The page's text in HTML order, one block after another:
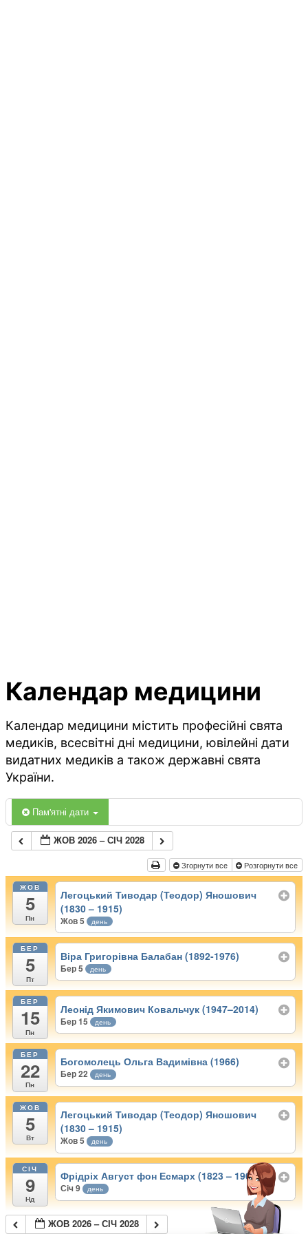
Календар медицини
Календар медицини містить професійні свята
медиків, всесвітні дні медицини, ювілейні дати
видатних медиків а також державні свята
України.
Пам'ятні дати
ЖОВ 2026 – СІЧ 2028
Згорнути все Розгорнути все
ЖОВ
5
Пн
Легоцький Тиводар (Теодор) Яношович
(1830 – 1915)
Жов 5 день
БЕР
5
Пт
Віра Григорівна Балабан (1892-1976)
Бер 5 день
БЕР
15
Пн
Леонід Якимович Ковальчук (1947–2014)
Бер 15 день
БЕР
22
Пн
Богомолець Ольга Вадимівна (1966)
Бер 22 день
ЖОВ
5
Вт
Легоцький Тиводар (Теодор) Яношович
(1830 – 1915)
Жов 5 день
СІЧ
9
Нд
Фрідріх Август фон Есмарх (1823 – 1908)
Січ 9 день
ЖОВ 2026 – СІЧ 2028